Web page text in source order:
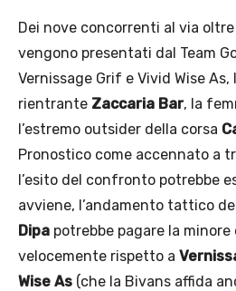
Dei nove concorrenti al via
vengono presentati dal Team
Vernissage Grif e Vivid Wise
rientrante Zaccaria Bar, la
l’estremo outsider della corsa
Pronostico come accennato a
l’esito del confronto potrebbe
avviene, l’andamento tattico
Dipa potrebbe pagare la
velocemente rispetto a
Wise As (che la Bivans affida